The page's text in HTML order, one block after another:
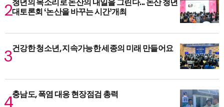
청년의 목소리로 논산의 내일을 그린다... 논산 청년
대토론회 ‘논산을 바꾸는 시간’개최
건강한 청소년, 지속가능한 세종의 미래 만들어요
충남도, 폭염 대응 현장점검 총력